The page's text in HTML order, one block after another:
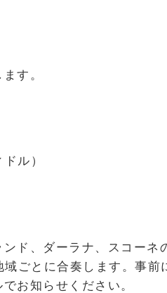
す。
ル）
ド、ダーラナ、スコーネ
ごとに合奏します。事前
お知らせください。